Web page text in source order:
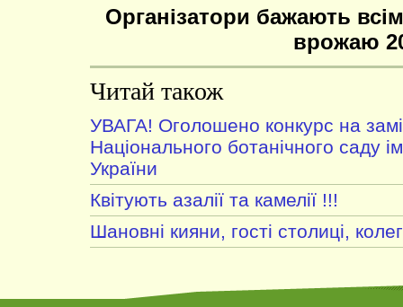
Організатори бажають
врожаю
Читай також
УВАГА! Оголошено конкурс на
Національного ботанічного саду
України
Квітують азалії та камелії !!!
Шановні кияни, гості столиці,